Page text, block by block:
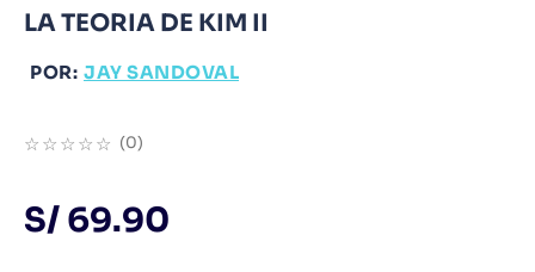
LA TEORIA DE KIM II
POR: JAY SANDOVAL
☆☆☆☆☆ (0)
S/ 69.90
9
Infantil
10.Warhammer